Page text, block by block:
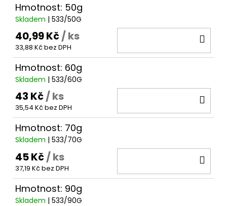
Hmotnost: 50g
Skladem | 533/50G
40,99 Kč/ ks
33,88 Kč bez DPH
Hmotnost: 60g
Skladem | 533/60G
43 Kč/ ks
35,54 Kč bez DPH
Hmotnost: 70g
Skladem | 533/70G
45 Kč/ ks
37,19 Kč bez DPH
Hmotnost: 90g
Skladem | 533/90G
e
m
e
KAPKA
PRO
DALEKÉ
HODY
29
Kč